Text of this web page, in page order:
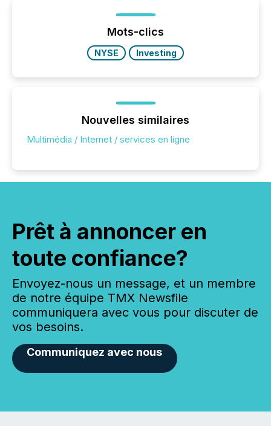
precise timing and coordination across time zones.
“The ability to file 24/7 with immediate...
Mots-clics
NYSE Investing
Nouvelles similaires
Multimédia / Internet / services en ligne
Prêt à annoncer en
toute confiance?
Envoyez-nous un message, et un membre
de notre équipe TMX Newsfile
communiquera avec vous pour discuter de
vos besoins.
Communiquez avec nous